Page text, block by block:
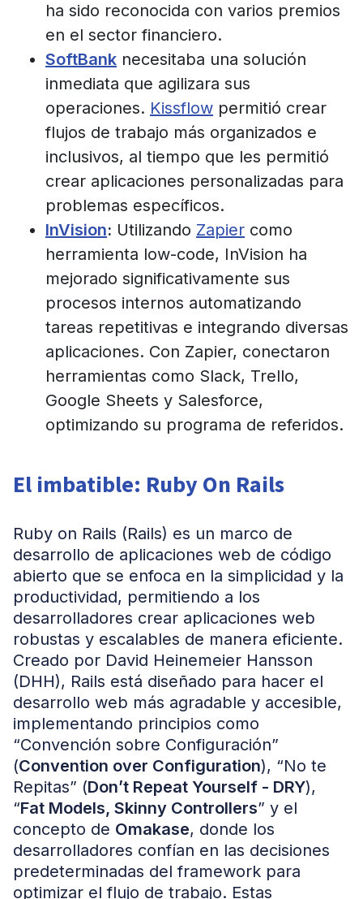
ha sido reconocida con varios premios
en el sector financiero.
SoftBank necesitaba una solución
inmediata que agilizara sus
operaciones. Kissflow permitió crear
flujos de trabajo más organizados e
inclusivos, al tiempo que les permitió
crear aplicaciones personalizadas para
problemas específicos.
InVision: Utilizando Zapier como
herramienta low-code, InVision ha
mejorado significativamente sus
procesos internos automatizando
tareas repetitivas e integrando diversas
aplicaciones. Con Zapier, conectaron
herramientas como Slack, Trello,
Google Sheets y Salesforce,
optimizando su programa de referidos.
El imbatible: Ruby On Rails
Ruby on Rails (Rails) es un marco de
desarrollo de aplicaciones web de código
abierto que se enfoca en la simplicidad y la
productividad, permitiendo a los
desarrolladores crear aplicaciones web
robustas y escalables de manera eficiente.
Creado por David Heinemeier Hansson
(DHH), Rails está diseñado para hacer el
desarrollo web más agradable y accesible,
implementando principios como
“Convención sobre Configuración”
(Convention over Configuration), “No te
Repitas” (Don’t Repeat Yourself - DRY),
“Fat Models, Skinny Controllers” y el
concepto de Omakase, donde los
desarrolladores confían en las decisiones
predeterminadas del framework para
optimizar el flujo de trabajo. Estas